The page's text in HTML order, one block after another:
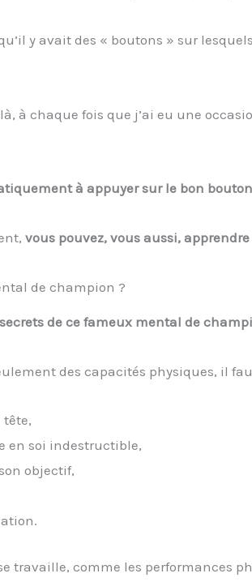
y avait des « boutons » sur
à chaque fois que j’ai eu une
à appuyer sur le bon
vous pouvez, vous aussi,
de champion ?
de ce fameux mental de
des capacités physiques, il
tête,
en soi indestructible,
objectif,
travaille, comme les performances